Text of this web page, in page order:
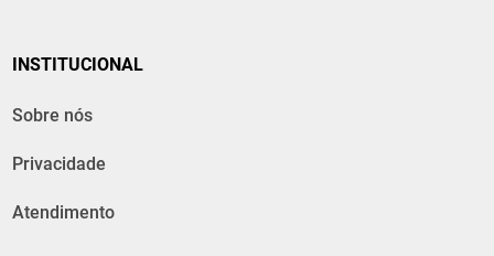
INSTITUCIONAL
Sobre nós
Privacidade
Atendimento